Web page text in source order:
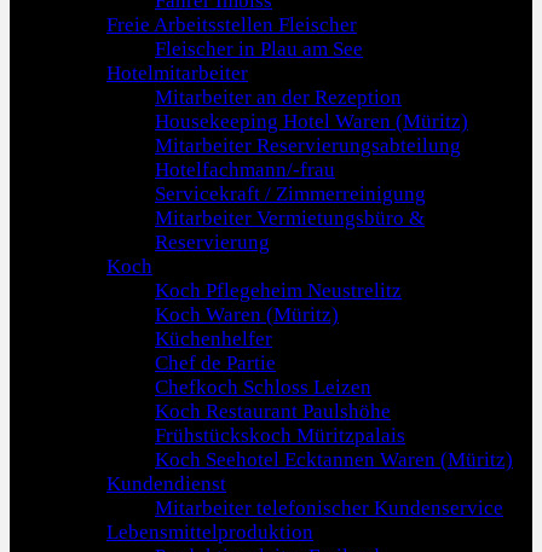
Freie Arbeitsstellen Fleischer
Fleischer in Plau am See
Hotelmitarbeiter
Mitarbeiter an der Rezeption
Housekeeping Hotel Waren (Müritz)
Mitarbeiter Reservierungsabteilung
Hotelfachmann/-frau
Servicekraft / Zimmerreinigung
Mitarbeiter Vermietungsbüro &
Reservierung
Koch
Koch Pflegeheim Neustrelitz
Koch Waren (Müritz)
Küchenhelfer
Chef de Partie
Chefkoch Schloss Leizen
Koch Restaurant Paulshöhe
Frühstückskoch Müritzpalais
Koch Seehotel Ecktannen Waren (Müritz)
Kundendienst
Mitarbeiter telefonischer Kundenservice
Lebensmittelproduktion